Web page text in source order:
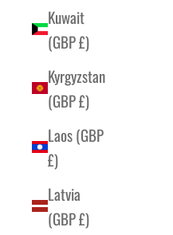
Kuwait
(GBP £)
Kyrgyzstan
(GBP £)
Laos (GBP
£)
Latvia
(GBP £)